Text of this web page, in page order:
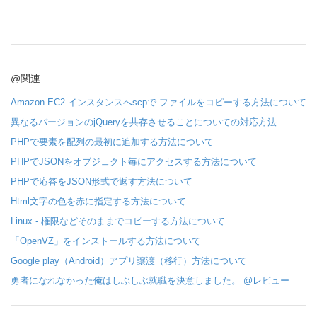
@関連
Amazon EC2 インスタンスへscpで ファイルをコピーする方法について
異なるバージョンのjQueryを共存させることについての対応方法
PHPで要素を配列の最初に追加する方法について
PHPでJSONをオブジェクト毎にアクセスする方法について
PHPで応答をJSON形式で返す方法について
Html文字の色を赤に指定する方法について
Linux - 権限などそのままでコピーする方法について
「OpenVZ」をインストールする方法について
Google play（Android）アプリ譲渡（移行）方法について
勇者になれなかった俺はしぶしぶ就職を決意しました。 @レビュー